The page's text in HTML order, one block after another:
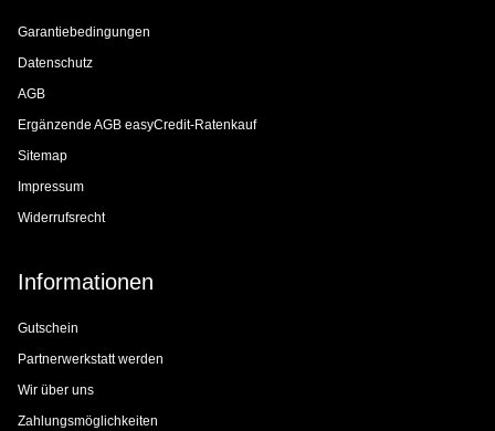
Garantiebedingungen
Datenschutz
AGB
Ergänzende AGB easyCredit-Ratenkauf
Sitemap
Impressum
Widerrufsrecht
Informationen
Gutschein
Partnerwerkstatt werden
Wir über uns
Zahlungsmöglichkeiten